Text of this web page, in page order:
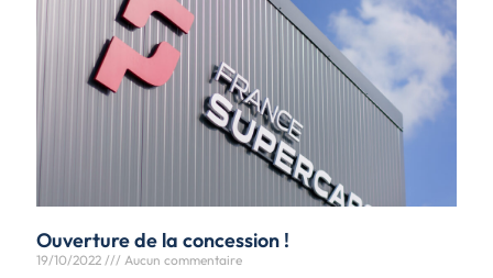
Ouverture de la concession !
19/10/2022 Aucun commentaire